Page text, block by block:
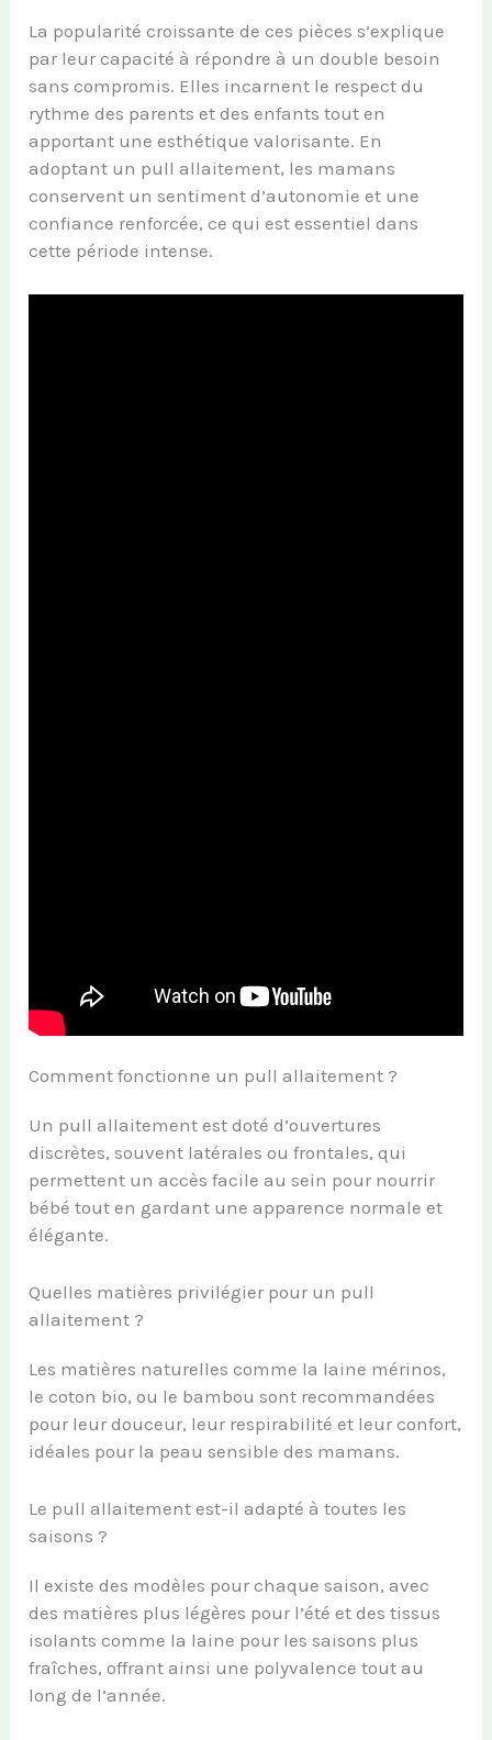
La popularité croissante de ces pièces s’explique
par leur capacité à répondre à un double besoin
sans compromis. Elles incarnent le respect du
rythme des parents et des enfants tout en
apportant une esthétique valorisante. En
adoptant un pull allaitement, les mamans
conservent un sentiment d’autonomie et une
confiance renforcée, ce qui est essentiel dans
cette période intense.
Comment fonctionne un pull allaitement ?
Un pull allaitement est doté d’ouvertures
discrètes, souvent latérales ou frontales, qui
permettent un accès facile au sein pour nourrir
bébé tout en gardant une apparence normale et
élégante.
Quelles matières privilégier pour un pull
allaitement ?
Les matières naturelles comme la laine mérinos,
le coton bio, ou le bambou sont recommandées
pour leur douceur, leur respirabilité et leur confort,
idéales pour la peau sensible des mamans.
Le pull allaitement est-il adapté à toutes les
saisons ?
Il existe des modèles pour chaque saison, avec
des matières plus légères pour l’été et des tissus
isolants comme la laine pour les saisons plus
fraîches, offrant ainsi une polyvalence tout au
long de l’année.